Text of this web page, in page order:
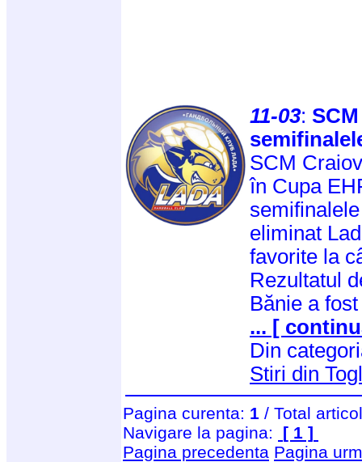
11-03:
SCM
în Cupa
eliminat
favorite la
Rezultatul
Bănie a
... [
Din
Stiri din
Pagina curenta: 1 / Total
Navigare la pagina:
[ 1 ]
Pagina precedenta Pagina